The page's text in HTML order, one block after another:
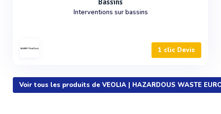
Bassins
Interventions sur bassins
1 clic Devis
Voir tous les produits de VEOLIA | HAZARDOUS WASTE